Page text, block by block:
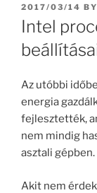
POSTED
ON
2017/03/14 BY
Intel
Az utóbbi
energia
fejlesztették,
nem mindig
asztali gépben.
Akit nem